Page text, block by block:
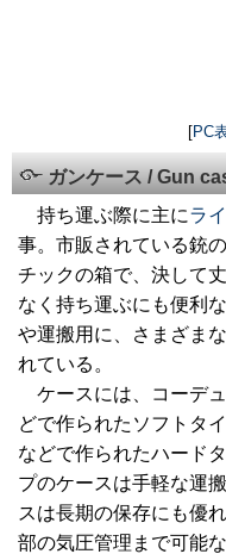
[PC
ガンケース / Gun
持ち運ぶ際に主にラ
事。市販されている銃
チックの箱で、決して
なく持ち運ぶにも便利
や運搬用に、さまざま
れている。
ケースには、コーデ
どで作られたソフトタイ
などで作られたハード
プのケースは手軽な運
スは長期の保存にも優
部の気圧管理まで可能